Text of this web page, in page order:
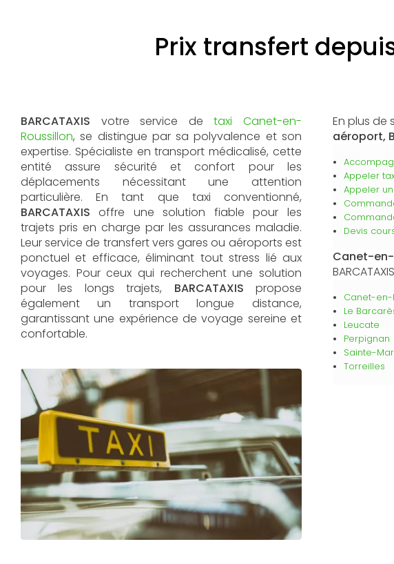
Prix transfert
BARCATAXIS votre service detaxi Canet-en-
Roussillon, se distingue par sa polyvalence et son
expertise. Spécialiste en transport médicalisé, cette
entité assure sécurité et confort pour les
déplacements nécessitant une attention
particulière. En tant que taxi conventionné,
BARCATAXIS offre une solution fiable pour les
trajets pris en charge par les assurances maladie.
Leur service de transfert vers gares ou aéroports est
ponctuel et efficace, éliminant tout stress lié aux
voyages. Pour ceux qui recherchent une solution
pour les longs trajets, BARCATAXIS propose
également un transport longue distance,
garantissant une expérience de voyage sereine et
confortable.
En plus de
aéroport,
Appeler
Appeler
Devis
Canet-
Canet-en-
Le
Leucate
Perpignan
Sainte-
Torreilles